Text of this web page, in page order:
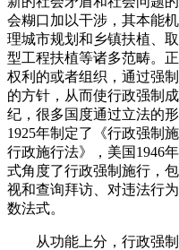
会糊口加以干涉，其本能
理城市规划和乡镇扶植、
型工程扶植等诸多范畴。
权利的或者组织，通过强
的方针，从而使行政强制
纪，很多国度通过立法的
1925年制定了《行政强制
行政施行法》，美国1946
式角度了行政强制施行，
视和查询拜访、对违法行
数法式。
从功能上分，行政强制